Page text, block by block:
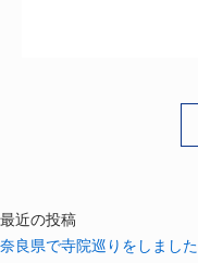
最近の投稿
奈良県で寺院巡りをしました